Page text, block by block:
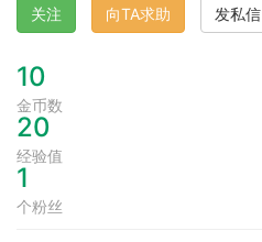
关注 向TA求助 发私信
10
金币数
20
经验值
1
个粉丝